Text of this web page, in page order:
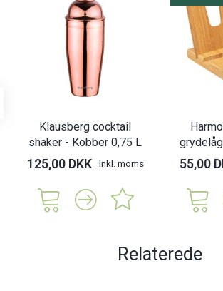
Klausberg cocktail
shaker - Kobber 0,75 L
125,00 DKK Inkl. moms 55,00
Relaterede